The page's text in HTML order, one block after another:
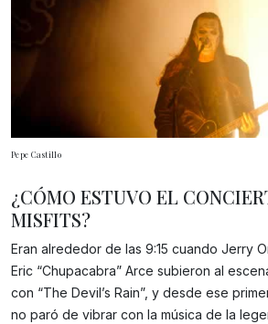
Pepe Castillo
¿CÓMO ESTUVO EL
MISFITS?
Eran alrededor de las 9:15 cuando Jerry
Eric “Chupacabra” Arce subieron al
con “The Devil’s Rain”, y desde ese
no paró de vibrar con la música de la